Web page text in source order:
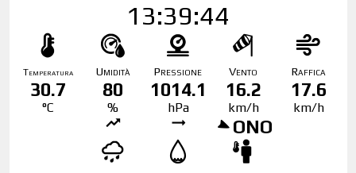
13:39:44
Temperatura
30.7
°C
Umidità
80
%
Pressione
1014.1
hPa
Vento
16.2
km/h
ONO
Raffica
17.6
km/h